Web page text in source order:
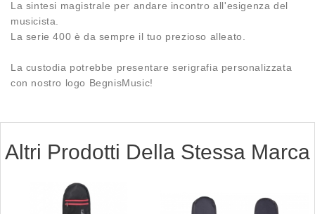
La sintesi magistrale per andare incontro all'esigenza del
musicista.
La serie 400 è da sempre il tuo prezioso alleato.
La custodia potrebbe presentare serigrafia personalizzata
con nostro logo BegnisMusic!
Altri Prodotti Della Stessa Marca